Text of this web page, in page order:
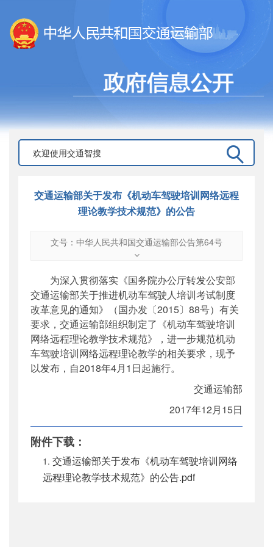
交通运输部关于发布《机动车驾驶培训网络远程
理论教学技术规范》的公告
文号：中华人民共和国交通运输部公告第64号
公开日期：2018年01月04日
主题词： 驾驶培训;网络远程理论教学;技术规
范
机构分类：运输服务司
主题分类：标准
公文类型 ：部公告通告
为深入贯彻落实《国务院办公厅转发公安部
交通运输部关于推进机动车驾驶人培训考试制度
改革意见的通知》（国办发〔2015〕88号）有关
要求，交通运输部组织制定了《机动车驾驶培训
网络远程理论教学技术规范》，进一步规范机动
车驾驶培训网络远程理论教学的相关要求，现予
以发布，自2018年4月1日起施行。
交通运输部
2017年12月15日
附件下载：
交通运输部关于发布《机动车驾驶培训网络
远程理论教学技术规范》的公告.pdf